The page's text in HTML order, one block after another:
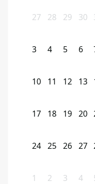
27 28 29 30
3 4 5 6
10 11 12 13
17 18 19 20
24 25 26 27
1 2 3 4